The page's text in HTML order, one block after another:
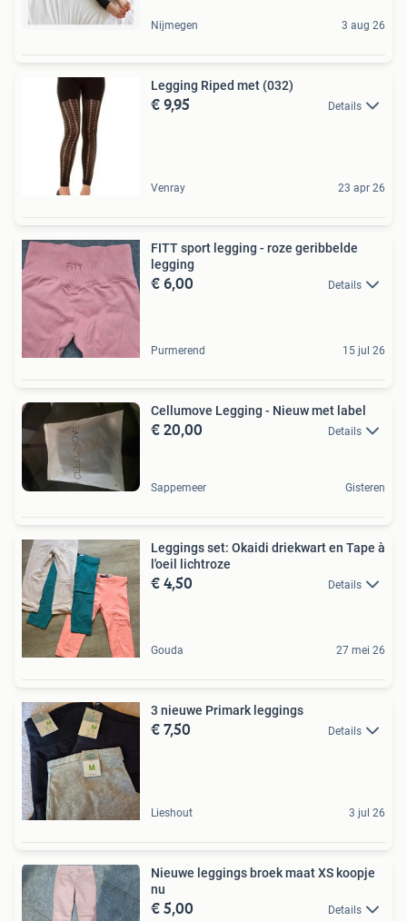
Nijmegen 3 aug 26
Legging Riped met (032)
€ 9,95 Details
Venray 23 apr 26
FITT sport legging - roze geribbelde
legging
€ 6,00 Details
Purmerend 15 jul 26
Cellumove Legging - Nieuw met label
€ 20,00 Details
Sappemeer Gisteren
Leggings set: Okaidi driekwart en Tape à
l'oeil lichtroze
€ 4,50 Details
Gouda 27 mei 26
3 nieuwe Primark leggings
€ 7,50 Details
Lieshout 3 jul 26
Nieuwe leggings broek maat XS koopje
nu
€ 5,00 Details